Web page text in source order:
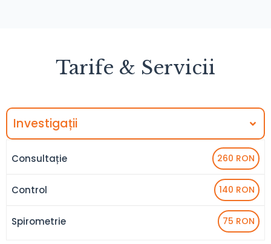
Tarife & Servicii
Investigații
Consultație 260 RON
Control 140 RON
Spirometrie 75 RON